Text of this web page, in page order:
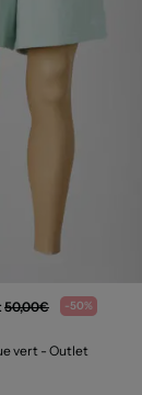
50,00€ -50%
vert- Outlet